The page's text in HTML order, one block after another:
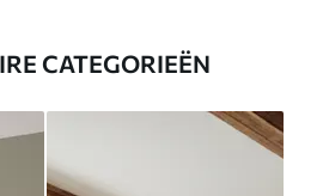
CATEGORIEËN